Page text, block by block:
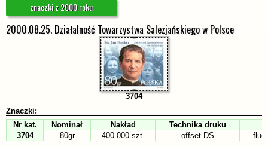
znaczki z 2000 roku
2000.08.25. Działalność Towarzystwa Salezjańskiego w Polsce
3704
Znaczki:
Nr kat.
Nominał Nakład
Technika druku
3704
80gr 400.000 szt. offset DS